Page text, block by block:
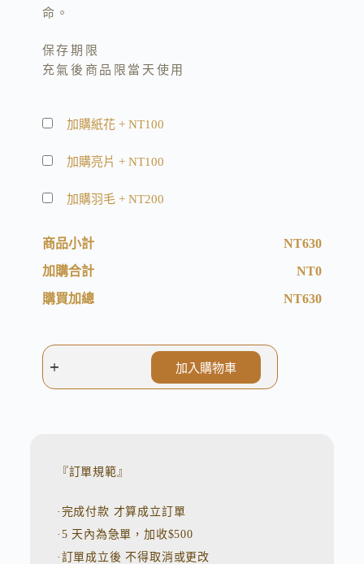
命。
保存期限
充氣後商品限當天使用
加購紙花 +NT100
加購亮片 +NT100
加購羽毛 +NT200
商品小計 NT630
加購合計
NT0
購買加總
NT630
加入購物車
『訂單規範』
·完成付款 才算成立訂單
·5 天內為急單，加收$500
·訂單成立後 不得取消或更改